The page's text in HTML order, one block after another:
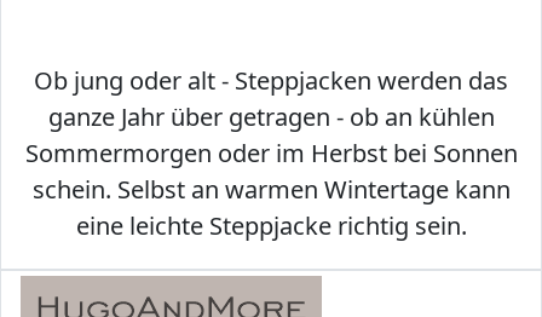
Ob jung oder alt - Steppjacken werden das
ganze Jahr über getragen - ob an kühlen
Sommermorgen oder im Herbst bei Sonnen
schein. Selbst an warmen Wintertage kann
eine leichte Steppjacke richtig sein.